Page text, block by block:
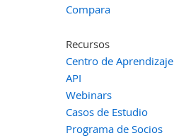
Compara
Recursos
Centro de Aprendizaje
API
Webinars
Casos de Estudio
Programa de Socios